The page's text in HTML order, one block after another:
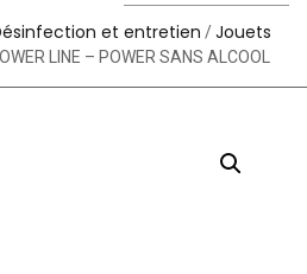
et entretien /Jouets
LINE – POWER SANS ALCOOL